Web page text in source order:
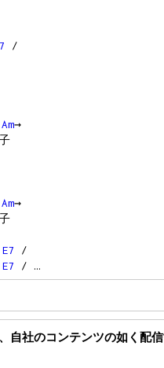
/
Am→
Am→
E7
/
E7 / …
自社のコンテンツの如く配